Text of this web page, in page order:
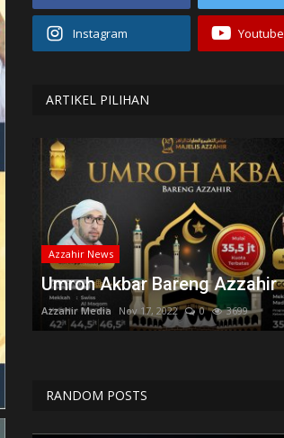
Instagram Youtube
ARTIKEL PILIHAN
Azzahir News
Umroh Akbar Bareng Azzahir
Azzahir Media Nov 17, 2022 0 3699
RANDOM POSTS